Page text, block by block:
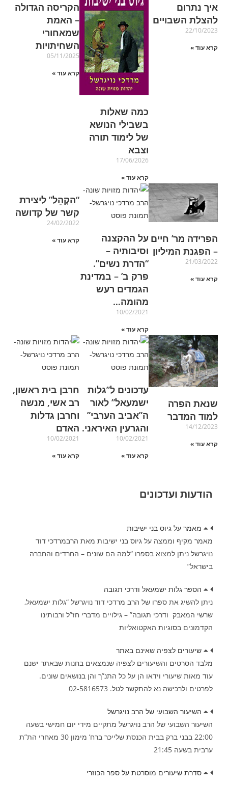
איך נתרום
להצלת השבויים
22/10/2023
קרא עוד »
כמה שאלות
בשבילי הנושא
של לימוד תורה
וצבא
17/06/2026
קרא עוד »
הקריסה הגדולה
– האמת
שמאחורי
השחיתויות
05/11/2025
קרא עוד »
הפרידה מר’ חיים
– הפגנת המיליון
21/03/2022
קרא עוד »
על ההקצנה
וסיבותיה –
“הדרת נשים”.
פרק ב’ – במדינת
הגמדים רעש
מהומה…
10/02/2021
קרא עוד »
“הַקְהֵל” ליצירת
קשר של קדושה
24/02/2022
קרא עוד »
שנאת הפרה
למוד המדבר
14/12/2023
קרא עוד »
עדכונים ל”גלות
ישמעאל” לאור
ה”אביב הערבי”
והגרעין האיראני.
10/02/2021
קרא עוד »
חרבן בית ראשון,
רב אשי, מנשה
וחרבן גדלות
האדם
10/02/2021
קרא עוד »
הודעות ועדכונים
מאמר על גיוס בני ישיבות
מאמר מקיף וממצה על גיוס בני ישיבות מאת הרבמרדכי דוד
נויגרשל ניתן למצוא בספרו “למה הם שונים – החרדים והחברה
בישראל”
הספר גלות ישמעאל ודרכי תגובה
ניתן להשיג את ספרו של הרב מרדכי דוד נויגרשל “גלות ישמעאל,
שרשי המאבק ודרכי תגובה” – גילויים מדברי חז”ל ורבותינו
הקדמונים בסוגיות האקטואליות
שיעורים לצפיה שאינם באתר
מלבד הסרטים והשיעורים לצפיה שנמצאים בחנות שבאתר ישנם
עוד מאות שיעורי וידאו הן על כל התנ”ך והן בנושאים שונים.
לפרטים ולרכישה נא להתקשר לטל. 02-5816573
השיעור השבועי של הרב נויגרשל
השיעור השבועי של הרב נויגרשל מתקיים מידי יום חמישי בשעה
22:00 בבני ברק בבית הכנסת שלייכר ברח’ מימון 30 מאחרי הת”ת
ערבית בשעה 21:45
סדרת שיעורים מוסרטת על ספר הכוזרי